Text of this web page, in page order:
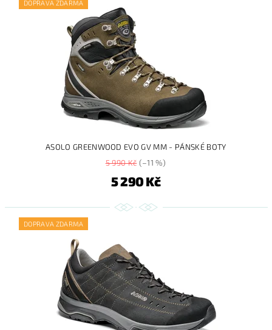
DOPRAVA ZDARMA
ASOLO GREENWOOD EVO GV MM - PÁNSKÉ BOTY
5 990 Kč(–11 %)
5 290 Kč
DOPRAVA ZDARMA